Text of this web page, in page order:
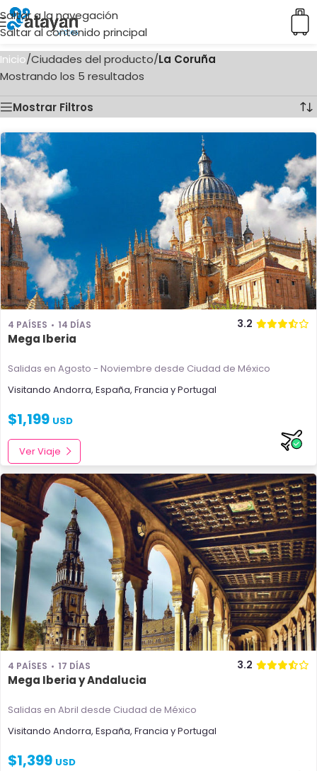
Saltar a la navegación
Saltar al contenido principal
Inicio/Ciudades del producto/La Coruña
Mostrando los 5 resultados
Mostrar Filtros
4 PAÍSES 14 DÍAS 3.2
Mega Iberia
Salidas en Agosto - Noviembre desde Ciudad de México
Visitando Andorra, España, Francia yPortugal
$1,199 USD
Ver Viaje
4 PAÍSES 17 DÍAS 3.2
Mega Iberia y Andalucia
Salidas en Abril desde Ciudad de México
Visitando Andorra, España, Francia yPortugal
$1,399 USD